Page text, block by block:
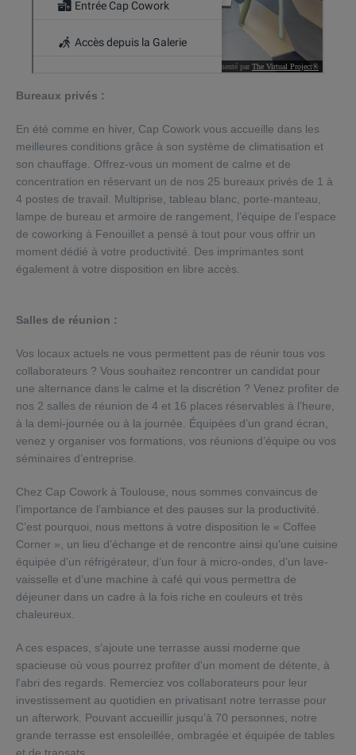
Bureaux privés :
En été comme en hiver, Cap Cowork vous accueille dans les
meilleures conditions grâce à son système de climatisation et
son chauffage. Offrez-vous un moment de calme et de
concentration en réservant un de nos 25 bureaux privés de 1 à
4 postes de travail. Multiprise, tableau blanc, porte-manteau,
lampe de bureau et armoire de rangement, l’équipe de l’espace
de coworking à Fenouillet a pensé à tout pour vous offrir un
moment dédié à votre productivité. Des imprimantes sont
également à votre disposition en libre accès.
Salles de réunion :
Vos locaux actuels ne vous permettent pas de réunir tous vos
collaborateurs ? Vous souhaitez rencontrer un candidat pour
une alternance dans le calme et la discrétion ? Venez profiter de
nos 2 salles de réunion de 4 et 16 places réservables à l’heure,
à la demi-journée ou à la journée. Équipées d’un grand écran,
venez y organiser vos formations, vos réunions d’équipe ou vos
séminaires d’entreprise.
Chez Cap Cowork à Toulouse, nous sommes convaincus de
l’importance de l’ambiance et des pauses sur la productivité.
C’est pourquoi, nous mettons à votre disposition le « Coffee
Corner », un lieu d’échange et de rencontre ainsi qu'une cuisine
équipée d’un réfrigérateur, d’un four à micro-ondes, d’un lave-
vaisselle et d’une machine à café qui vous permettra de
déjeuner dans un cadre à la fois riche en couleurs et très
chaleureux.
A ces espaces, s'ajoute une terrasse aussi moderne que
spacieuse où vous pourrez profiter d'un moment de détente, à
l'abri des regards. Remerciez vos collaborateurs pour leur
investissement au quotidien en privatisant notre terrasse pour
un afterwork. Pouvant accueillir jusqu’à 70 personnes, notre
grande terrasse est ensoleillée, ombragée et équipée de tables